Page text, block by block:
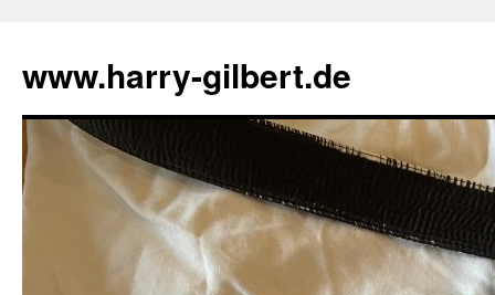
content
www.harry-gilbert.de